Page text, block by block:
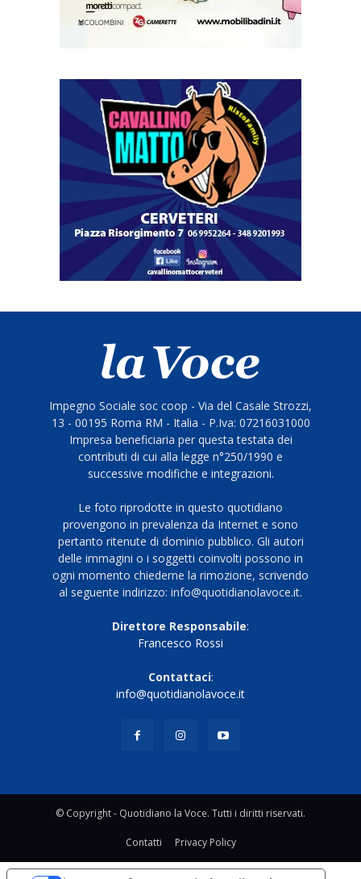
Impegno Sociale soc coop - Via del Casale Strozzi,
13 - 00195 Roma RM - Italia - P.Iva: 07216031000
Impresa beneficiaria per questa testata dei
contributi di cui alla legge n°250/1990 e
successive modifiche e integrazioni.
Le foto riprodotte in questo quotidiano
provengono in prevalenza da Internet e sono
pertanto ritenute di dominio pubblico. Gli autori
delle immagini o i soggetti coinvolti possono in
ogni momento chiederne la rimozione, scrivendo
al seguente indirizzo: info@quotidianolavoce.it.
Direttore Responsabile:
Francesco Rossi
Contattaci:
info@quotidianolavoce.it
© Copyright - Quotidiano la Voce. Tutti i diritti riservati.
Contatti Privacy Policy